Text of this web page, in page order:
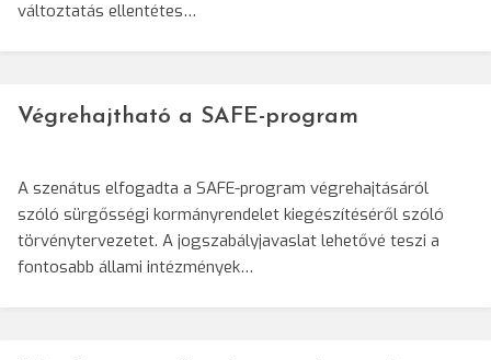
változtatás ellentétes…
Végrehajtható a SAFE-program
A szenátus elfogadta a SAFE-program végrehajtásáról
szóló sürgősségi kormányrendelet kiegészítéséről szóló
törvénytervezetet. A jogszabályjavaslat lehetővé teszi a
fontosabb állami intézmények…